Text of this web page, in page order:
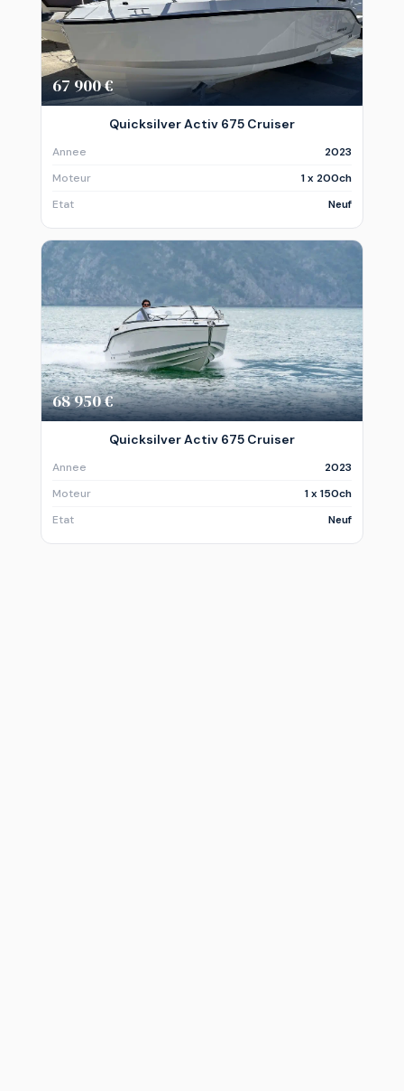
67 900 €
Quicksilver Activ 675 Cruiser
Annee
2023
Moteur
1 x 200ch
Etat
Neuf
68 950 €
Quicksilver Activ 675 Cruiser
Annee
2023
Moteur
1 x 150ch
Etat
Neuf